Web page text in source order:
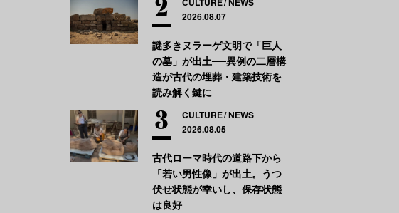
2026.08.07
謎多きヌラーゲ文明で「巨人
の墓」が出土──異例の二層構
造が古代の埋葬・建築技術を
読み解く鍵に
CULTURE NEWS
2026.08.05
古代ローマ時代の道路下から
「若い男性像」が出土。うつ
伏せ状態が幸いし、保存状態
は良好